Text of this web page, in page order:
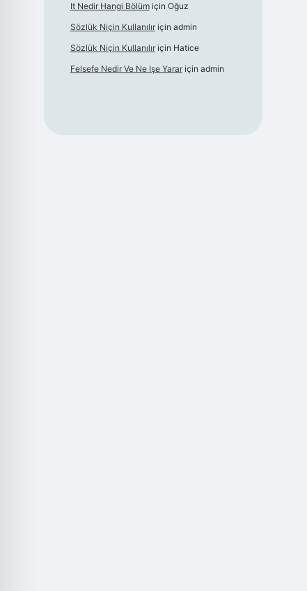
It Nedir Hangi Bölümiçin Oğuz
Sözlük Niçin Kullanılıriçin admin
Sözlük Niçin Kullanılıriçin Hatice
Felsefe Nedir Ve Ne Işe Yarariçin admin